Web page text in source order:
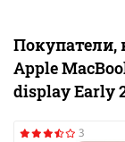
Покупатели,
Apple
display Early
3